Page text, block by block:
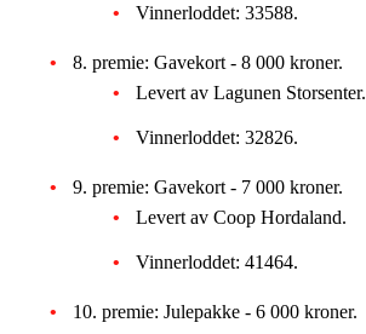
Vinnerloddet: 33588.
8. premie: Gavekort - 8 000 kroner.
Levert av Lagunen Storsenter.
Vinnerloddet: 32826.
9. premie: Gavekort - 7 000 kroner.
Levert av Coop Hordaland.
Vinnerloddet: 41464.
10. premie: Julepakke - 6 000 kroner.